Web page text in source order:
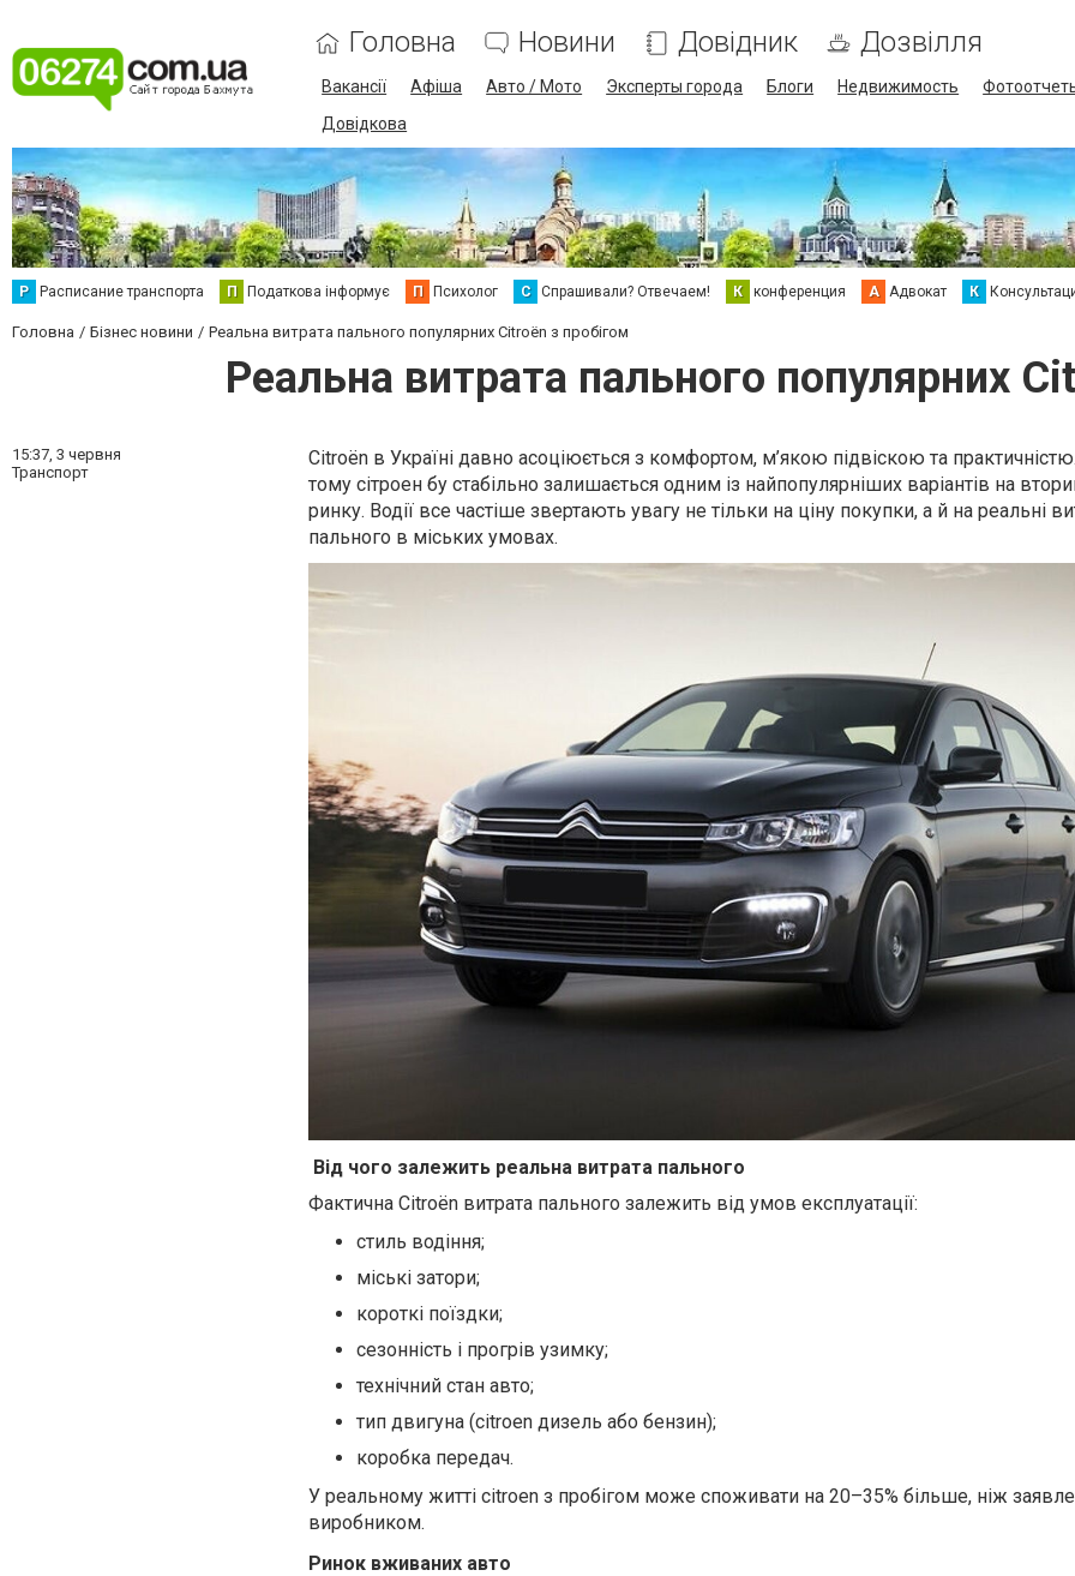
Головна Новини Довідник Дозвілля
Вакансії Афіша Авто / Мото Эксперты города Блоги Недвижимость
Довідкова
Р Расписание транспорта П Податкова інформує П Психолог С Спрашивали? Отвечаем! К конференция А Адвокат К
Головна Бізнес новини Реальна витрата пального популярних Citroën з пробігом
Реальна витрата пального популярних
15:37, 3 червня
Транспорт
Citroën в Україні давно асоціюється з комфортом, м’якою підвіскою та
тому сітроен бу стабільно залишається одним із найпопулярніших варіантів на
ринку. Водії все частіше звертають увагу не тільки на ціну покупки, а й на реальні
пального в міських умовах.
Від чого залежить реальна витрата пального
Фактична Citroën витрата пального залежить від умов експлуатації:
стиль водіння;
міські затори;
короткі поїздки;
сезонність і прогрів узимку;
технічний стан авто;
тип двигуна (citroen дизель або бензин);
коробка передач.
У реальному житті citroen з пробігом може споживати на 20–35% більше, ніж
виробником.
Ринок вживаних авто